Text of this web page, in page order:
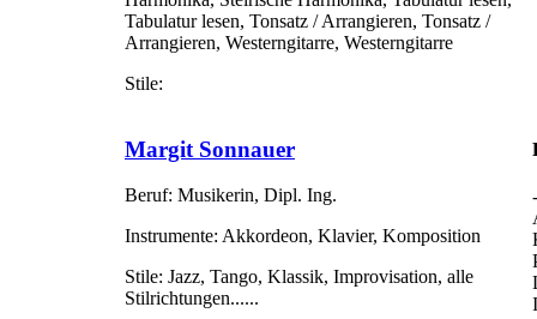
Tabulatur lesen, Tonsatz / Arrangieren, Tonsatz /
Arrangieren, Westerngitarre, Westerngitarre
Stile:
Margit Sonnauer
Beruf: Musikerin, Dipl. Ing.
Instrumente: Akkordeon, Klavier, Komposition
Stile: Jazz, Tango, Klassik, Improvisation, alle
Stilrichtungen......